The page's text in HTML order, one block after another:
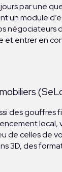
par une
module
négociateurs
entrer en
des
local,
de celles de
3D, des